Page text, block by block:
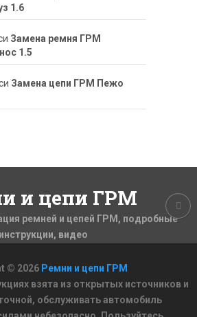
1.6
Замена ремня ГРМ
1.5
Замена цепи ГРМ Пежо
и цепи ГРМ
ремней и цепей ГРМ, подробные
инструкции, видео
© 2026 Ремни и цепи ГРМ
взята из открытых источников и
обслуживать автомобиль